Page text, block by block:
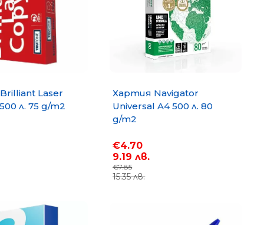
Laser
л. 75 g/m2
Хартия Navigator
Universal A4 500 л. 80
g/m2
€4.70
9.19 лв.
€7.85
15.35 лв.